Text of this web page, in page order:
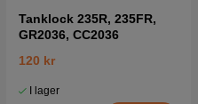
Tanklock 235R, 235FR,
GR2036, CC2036
120 kr
I lager